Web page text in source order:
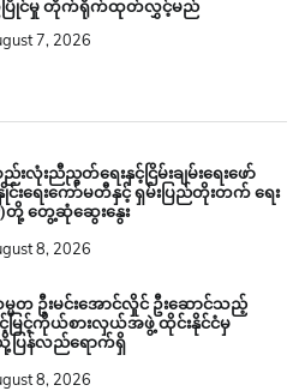
ြိုင်မှု တိုက်ရိုက်ထုတ်လွှင့်မည်
7, 2026
းလုံးညီညွတ်ရေးနှင့်ငြိမ်းချမ်းရေးဖော်
းရေးကော်မတီနှင့် ရှမ်းပြည်တိုးတက် ရေး
တို့ တွေ့ဆုံဆွေးနွေး
8, 2026
မတ ဦးမင်းအောင်လှိုင် ဦးဆောင်သည့်
မြင့်ကိုယ်စားလှယ်အဖွဲ့ ထိုင်းနိုင်ငံမှ
သို့ပြန်လည်ရောက်ရှိ
8, 2026